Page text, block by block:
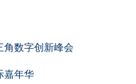
角数字创新峰会
嘉年华